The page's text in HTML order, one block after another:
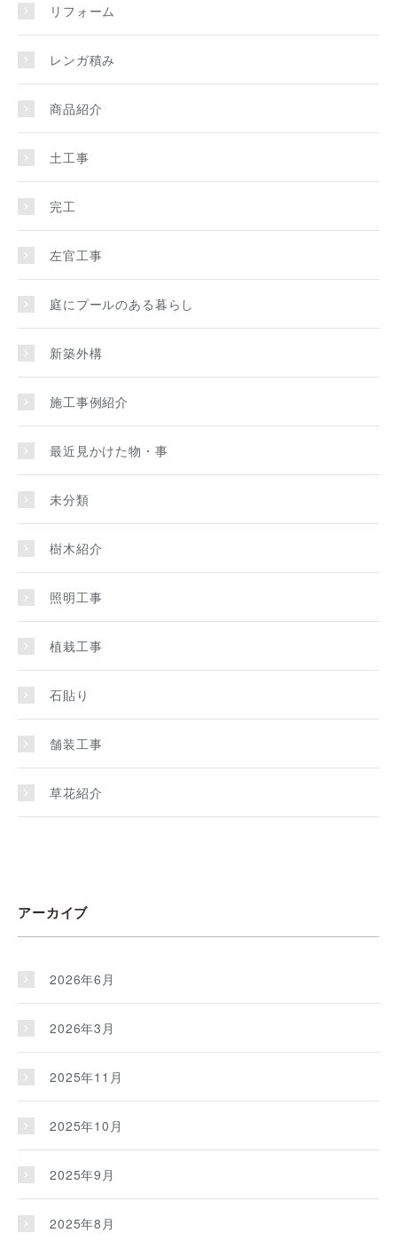
リフォーム
レンガ積み
商品紹介
土工事
完工
左官工事
庭にプールのある暮らし
新築外構
施工事例紹介
最近見かけた物・事
未分類
樹木紹介
照明工事
植栽工事
石貼り
舗装工事
草花紹介
アーカイブ
2026年6月
2026年3月
2025年11月
2025年10月
2025年9月
2025年8月